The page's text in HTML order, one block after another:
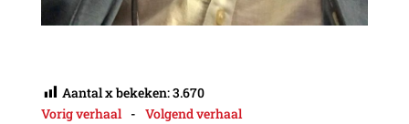
Aantal x bekeken:3.670
Vorig verhaal - Volgend verhaal